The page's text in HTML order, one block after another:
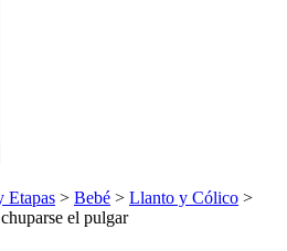
Etapas > Bebé > Llanto y Cólico >
el pulgar